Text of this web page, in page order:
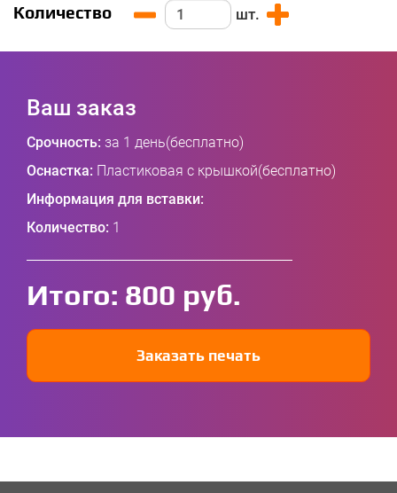
Количество шт.
Ваш заказ
Срочность: за 1 день(бесплатно)
Оснастка: Пластиковая с крышкой(бесплатно)
Информация для вставки:
Количество: 1
Итого: 800
Заказать печать